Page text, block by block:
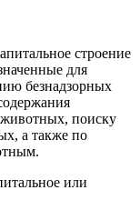
строение
для
безнадзорных
поиску
а также по
или